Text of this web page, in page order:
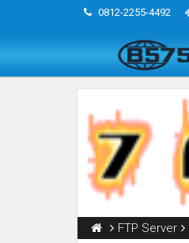
0812-2255-4492
FTP Server